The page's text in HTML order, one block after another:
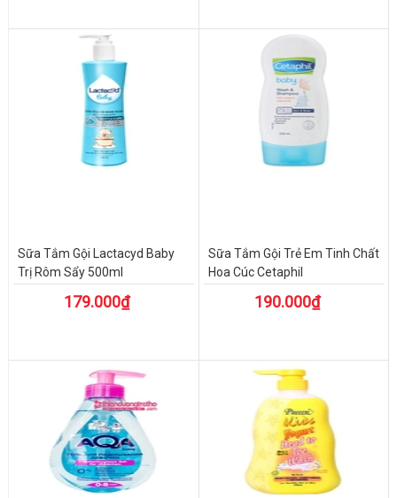
Sữa Tắm Gội Lactacyd Baby
Trị Rôm Sẩy 500ml
179.000₫
Sữa Tắm Gội Trẻ Em Tinh Chất
Hoa Cúc Cetaphil
190.000₫